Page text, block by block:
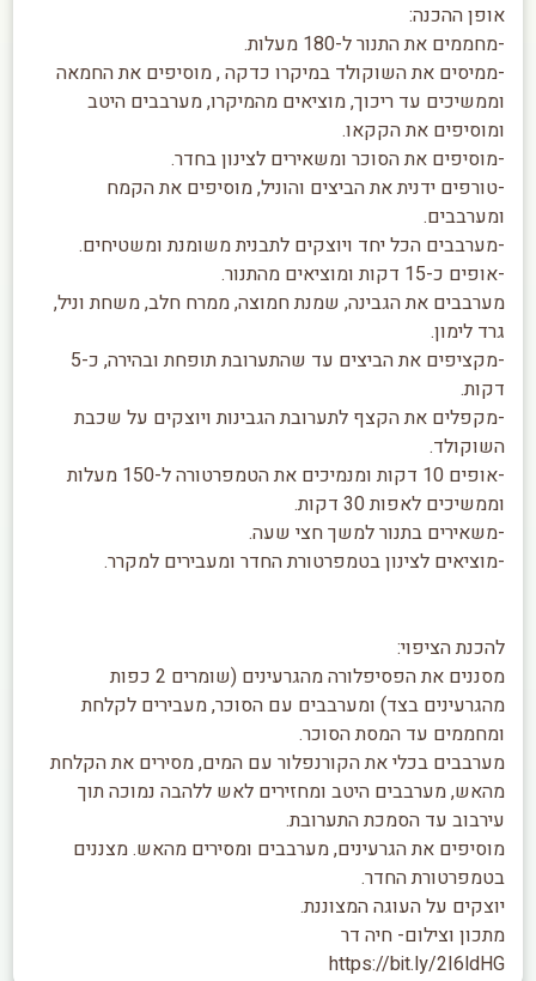
אופן ההכנה:
-מחממים את התנור ל-180 מעלות.
-ממיסים את השוקולד במיקרו כדקה , מוסיפים את החמאה
וממשיכים עד ריכוך, מוציאים מהמיקרו, מערבבים היטב
ומוסיפים את הקקאו.
-מוסיפים את הסוכר ומשאירים לצינון בחדר.
-טורפים ידנית את הביצים והוניל, מוסיפים את הקמח
ומערבבים.
-מערבבים הכל יחד ויוצקים לתבנית משומנת ומשטיחים.
-אופים כ-15 דקות ומוציאים מהתנור.
מערבבים את הגבינה, שמנת חמוצה, ממרח חלב, משחת וניל,
גרד לימון.
-מקציפים את הביצים עד שהתערובת תופחת ובהירה, כ-5
דקות.
-מקפלים את הקצף לתערובת הגבינות ויוצקים על שכבת
השוקולד.
-אופים 10 דקות ומנמיכים את הטמפרטורה ל-150 מעלות
וממשיכים לאפות 30 דקות.
-משאירים בתנור למשך חצי שעה.
-מוציאים לצינון בטמפרטורת החדר ומעבירים למקרר.
להכנת הציפוי:
מסננים את הפסיפלורה מהגרעינים (שומרים 2 כפות
מהגרעינים בצד) ומערבבים עם הסוכר, מעבירים לקלחת
ומחממים עד המסת הסוכר.
מערבבים בכלי את הקורנפלור עם המים, מסירים את הקלחת
מהאש, מערבבים היטב ומחזירים לאש ללהבה נמוכה תוך
עירבוב עד הסמכת התערובת.
מוסיפים את הגרעינים, מערבבים ומסירים מהאש. מצננים
בטמפרטורת החדר.
יוצקים על העוגה המצוננת.
מתכון וצילום- חיה דר
https://bit.ly/2I6ldHG